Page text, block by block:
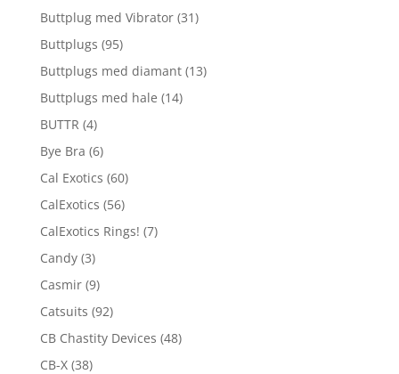
Buttplug med Vibrator (31)
Buttplugs (95)
Buttplugs med diamant (13)
Buttplugs med hale (14)
BUTTR (4)
Bye Bra (6)
Cal Exotics (60)
CalExotics (56)
CalExotics Rings! (7)
Candy (3)
Casmir (9)
Catsuits (92)
CB Chastity Devices (48)
CB-X (38)